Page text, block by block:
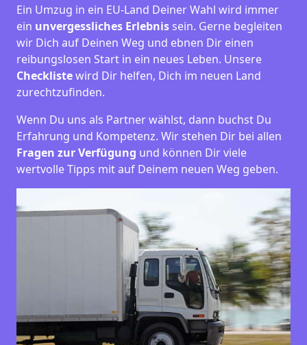
Ein Umzug in ein EU-Land Deiner Wahl wird immer
ein unvergessliches Erlebnis sein. Gerne begleiten
wir Dich auf Deinen Weg und ebnen Dir einen
reibungslosen Start in ein neues Leben. Unsere
Checklistewird Dir helfen, Dich im neuen Land
zurechtzufinden.
Wenn Du uns als Partner wählst, dann buchst Du
Erfahrung und Kompetenz. Wir stehen Dir bei allen
Fragen zur Verfügung und können Dir viele
wertvolle Tipps mit auf Deinem neuen Weg geben.